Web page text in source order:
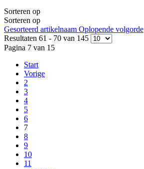
Sorteren op
Sorteren op
Gesorteerd artikelnaam Oplopende volgorde
Resultaten 61 - 70 van 145
Pagina 7 van 15
Start
Vorige
2
3
4
5
6
7
8
9
10
11